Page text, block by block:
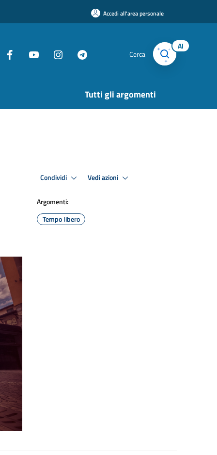
Accedi all'area personale
Cerca
AI
Tutti gli argomenti
Condividi Vedi azioni
Argomenti:
Tempo libero